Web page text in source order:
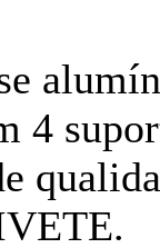
4